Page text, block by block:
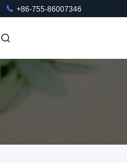
+86-755-86007346